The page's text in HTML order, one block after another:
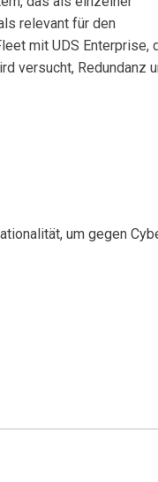
relevant für den
mit UDS Enterprise,
versucht, Redundanz
um gegen